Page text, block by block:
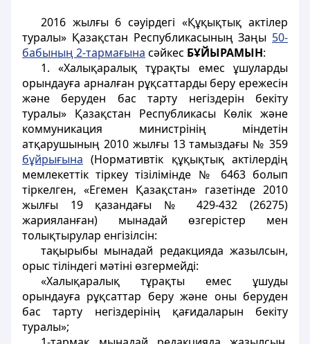
2016 жылғы 6 сәуірдегі «Құқықтық актілер
туралы» Қазақстан Республикасының Заңы 50-
бабының 2-тармағына сәйкес БҰЙЫРАМЫН:
1. «Халықаралық тұрақты емес ұшуларды
орындауға арналған рұқсаттарды беру ережесін
және беруден бас тарту негіздерін бекіту
туралы» Қазақстан Республикасы Көлік және
коммуникация министрінің міндетін
атқарушының 2010 жылғы 13 тамыздағы № 359
бұйрығына (Нормативтік құқықтық актілердің
мемлекеттік тіркеу тізілімінде № 6463 болып
тіркелген, «Егемен Қазақстан» газетінде 2010
жылғы 19 қазандағы № 429-432 (26275)
жарияланған) мынадай өзгерістер мен
толықтырулар енгізілсін:
тақырыбы мынадай редакцияда жазылсын,
орыс тіліндегі мәтіні өзгермейді:
«Халықаралық тұрақты емес ұшуды
орындауға рұқсаттар беру және оны беруден
бас тарту негіздерінің қағидаларын бекіту
туралы»;